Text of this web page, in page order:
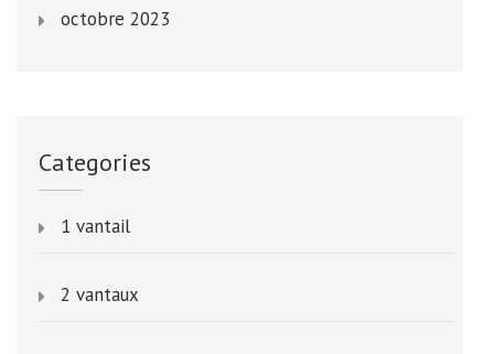
octobre 2023
Categories
1 vantail
2 vantaux